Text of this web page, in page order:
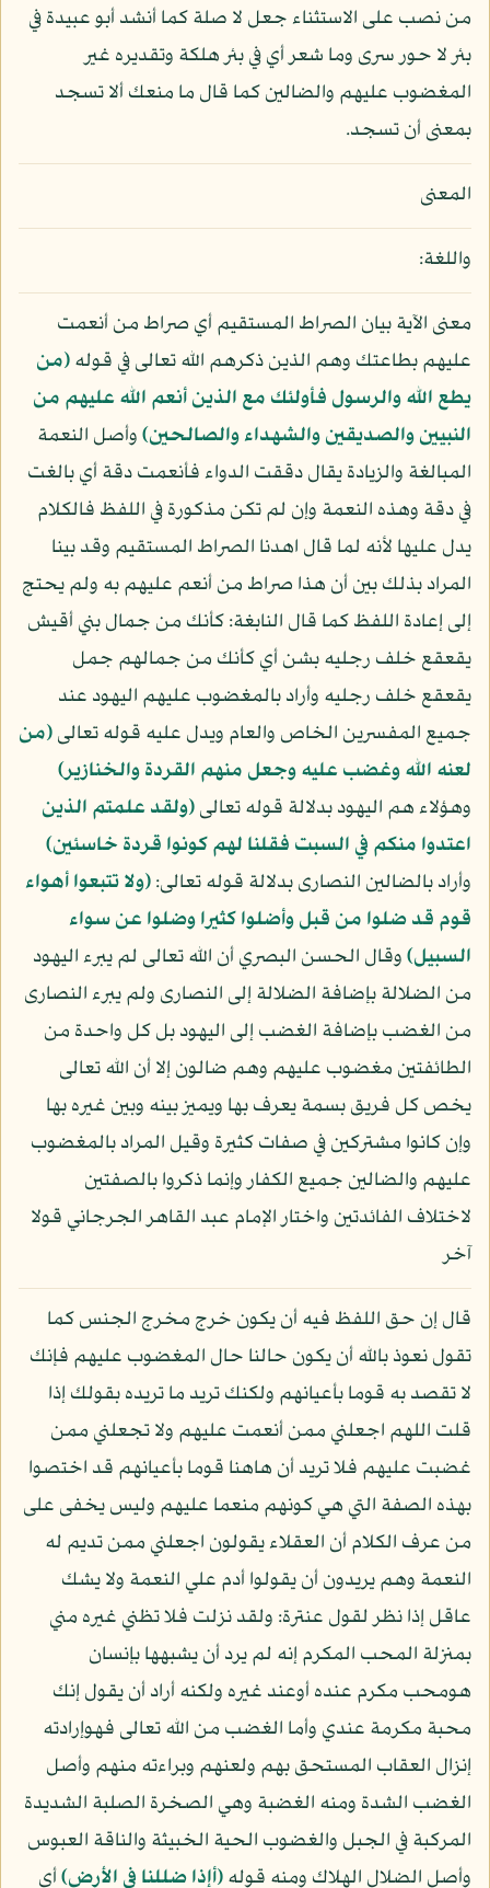
من نصب على الاستثناء جعل لا صلة كما أنشد أبو عبيدة في
بئر لا حور سرى وما شعر أي في بئر هلكة وتقديره غير
المغضوب عليهم والضالين كما قال ما منعك ألا تسجد
بمعنى أن تسجد.
المعنى
واللغة:
معنى الآية بيان الصراط المستقيم أي صراط من أنعمت
عليهم بطاعتك وهم الذين ذكرهم الله تعالى في قوله﴿من
يطع الله والرسول فأولئك مع الذين أنعم الله عليهم من
النبيين والصديقين والشهداء والصالحين﴾وأصل النعمة
المبالغة والزيادة يقال دققت الدواء فأنعمت دقة أي بالغت
في دقة وهذه النعمة وإن لم تكن مذكورة في اللفظ فالكلام
يدل عليها لأنه لما قال اهدنا الصراط المستقيم وقد بينا
المراد بذلك بين أن هذا صراط من أنعم عليهم به ولم يحتج
إلى إعادة اللفظ كما قال النابغة: كأنك من جمال بني أقيش
يقعقع خلف رجليه بشن أي كأنك من جمالهم جمل
يقعقع خلف رجليه وأراد بالمغضوب عليهم اليهود عند
جميع المفسرين الخاص والعام ويدل عليه قوله تعالى﴿من
لعنه الله وغضب عليه وجعل منهم القردة والخنازير﴾
وهؤلاء هم اليهود بدلالة قوله تعالى﴿ولقد علمتم الذين
اعتدوا منكم في السبت فقلنا لهم كونوا قردة خاسئين﴾
وأراد بالضالين النصارى بدلالة قوله تعالى:﴿ولا تتبعوا أهواء
قوم قد ضلوا من قبل وأضلوا كثيرا وضلوا عن سواء
السبيل﴾وقال الحسن البصري أن الله تعالى لم يبرء اليهود
من الضلالة بإضافة الضلالة إلى النصارى ولم يبرء النصارى
من الغضب بإضافة الغضب إلى اليهود بل كل واحدة من
الطائفتين مغضوب عليهم وهم ضالون إلا أن الله تعالى
يخص كل فريق بسمة يعرف بها ويميز بينه وبين غيره بها
وإن كانوا مشتركين في صفات كثيرة وقيل المراد بالمغضوب
عليهم والضالين جميع الكفار وإنما ذكروا بالصفتين
لاختلاف الفائدتين واختار الإمام عبد القاهر الجرجاني قولا
آخر
قال إن حق اللفظ فيه أن يكون خرج مخرج الجنس كما
تقول نعوذ بالله أن يكون حالنا حال المغضوب عليهم فإنك
لا تقصد به قوما بأعيانهم ولكنك تريد ما تريده بقولك إذا
قلت اللهم اجعلني ممن أنعمت عليهم ولا تجعلني ممن
غضبت عليهم فلا تريد أن هاهنا قوما بأعيانهم قد اختصوا
بهذه الصفة التي هي كونهم منعما عليهم وليس يخفى على
من عرف الكلام أن العقلاء يقولون اجعلني ممن تديم له
النعمة وهم يريدون أن يقولوا أدم علي النعمة ولا يشك
عاقل إذا نظر لقول عنترة: ولقد نزلت فلا تظني غيره مني
بمنزلة المحب المكرم إنه لم يرد أن يشبهها بإنسان
هومحب مكرم عنده أوعند غيره ولكنه أراد أن يقول إنك
محبة مكرمة عندي وأما الغضب من الله تعالى فهوإرادته
إنزال العقاب المستحق بهم ولعنهم وبراءته منهم وأصل
الغضب الشدة ومنه الغضبة وهي الصخرة الصلبة الشديدة
المركبة في الجبل والغضوب الحية الخبيثة والناقة العبوس
وأصل الضلال الهلاك ومنه قوله﴿أإذا ضللنا في الأرض﴾أي